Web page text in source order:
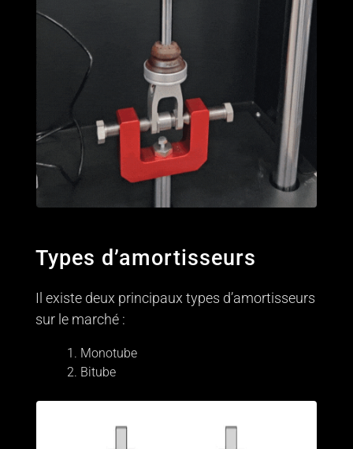
Types d’amortisseurs
Il existe deux principaux types d’amortisseurs
sur le marché :
Monotube
Bitube